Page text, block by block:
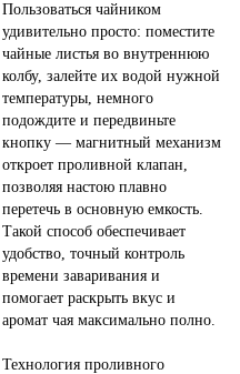
Пользоваться чайником
удивительно просто: поместите
чайные листья во внутреннюю
колбу, залейте их водой нужной
температуры, немного
подождите и передвиньте
кнопку — магнитный механизм
откроет проливной клапан,
позволяя настою плавно
перетечь в основную емкость.
Такой способ обеспечивает
удобство, точный контроль
времени заваривания и
помогает раскрыть вкус и
аромат чая максимально полно.
Технология проливного